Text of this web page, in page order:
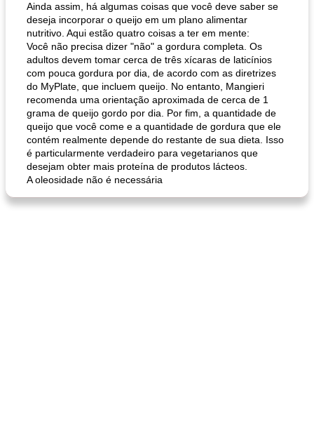
Ainda assim, há algumas coisas que você deve saber se
deseja incorporar o queijo em um plano alimentar
nutritivo. Aqui estão quatro coisas a ter em mente:
Você não precisa dizer "não" a gordura completa. Os
adultos devem tomar cerca de três xícaras de laticínios
com pouca gordura por dia, de acordo com as diretrizes
do MyPlate, que incluem queijo. No entanto, Mangieri
recomenda uma orientação aproximada de cerca de 1
grama de queijo gordo por dia. Por fim, a quantidade de
queijo que você come e a quantidade de gordura que ele
contém realmente depende do restante de sua dieta. Isso
é particularmente verdadeiro para vegetarianos que
desejam obter mais proteína de produtos lácteos.
A oleosidade não é necessária